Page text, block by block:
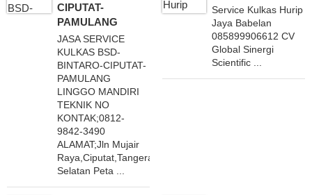
CIPUTAT-
PAMULANG
JASA SERVICE
KULKAS BSD-
BINTARO-CIPUTAT-
PAMULANG
LINGGO MANDIRI
TEKNIK NO
KONTAK;0812-
9842-3490
ALAMAT;Jln Mujair
Raya,Ciputat,Tangerang
Selatan Peta ...
Service Kulkas Hurip
Jaya Babelan
085899906612 CV
Global Sinergi
Scientific ...